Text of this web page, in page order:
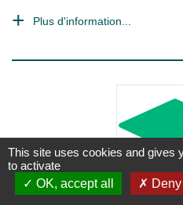
Plus d'information...
This site uses cookies and gives
to activate
OK, accept all